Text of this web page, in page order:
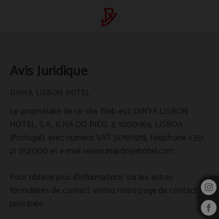
Avis Juridique
Le propriétaire de ce site Web est: DINYA LISBON
HOTEL, S.A., ILHA DO PICO, 3, 1000-169, LISBOA
(Portugal), avec numéro VAT 501911219, téléphone +351
21 3521300 et e-mail reservas@dinyahotel.com
Pour obtenir plus d'informations sur les autres
formulaires de contact, visitez notre page de contact
principale.